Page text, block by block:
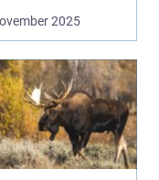
2025